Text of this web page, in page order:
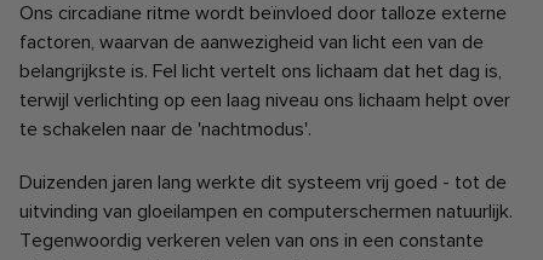
Ons circadiane ritme wordt beïnvloed door talloze externe
factoren, waarvan de aanwezigheid van licht een van de
belangrijkste is. Fel licht vertelt ons lichaam dat het dag is,
terwijl verlichting op een laag niveau ons lichaam helpt over
te schakelen naar de 'nachtmodus'.
Duizenden jaren lang werkte dit systeem vrij goed - tot de
uitvinding van gloeilampen en computerschermen natuurlijk.
Tegenwoordig verkeren velen van ons in een constante